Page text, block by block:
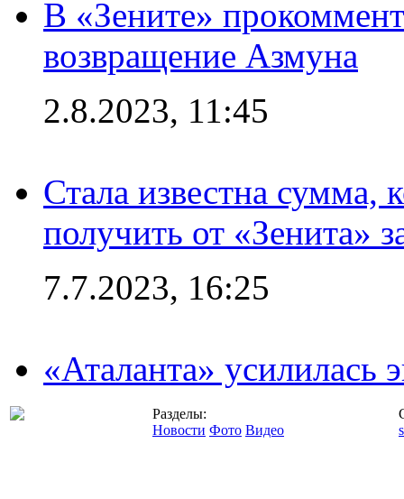
В «Зените»
возвращение Азмуна
2.8.2023, 11:45
Стала известна сумма,
получить от «Зенита»
7.7.2023, 16:25
«Аталанта»
Разделы:
Новости Фото Видео